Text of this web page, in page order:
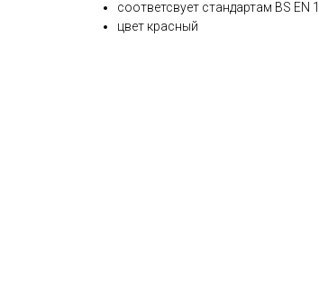
соответсвует стандартам BS EN
цвет красный